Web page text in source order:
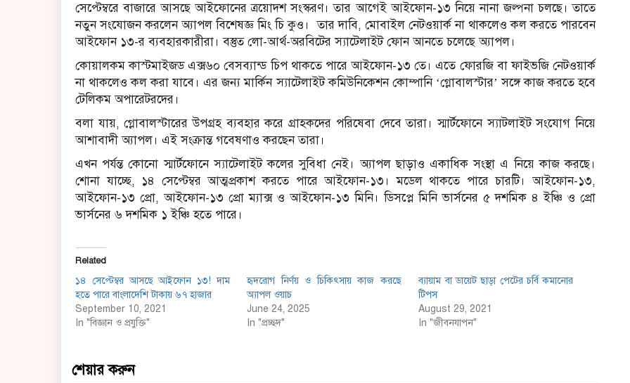
সেপ্টেম্বরে বাজারে আসছে আইফোনের ত্রয়োদশ সংস্করণ। তার আগেই আইফোন-১৩ নিয়ে নানা জল্পনা চলছে। তাতে
নতুন সংযোজন করলেন অ্যাপল বিশেষজ্ঞ মিং চি কুও। তার দাবি, মোবাইল নেটওয়ার্ক না থাকলেও কল করতে পারবেন
আইফোন ১৩-র ব্যবহারকারীরা। বস্তুত লো-আর্থ-অরবিটের স্যাটেলাইট ফোন আনতে চলেছে অ্যাপল।
কোয়ালকম কাস্টমাইজড এক্স৬০ বেসব্যান্ড চিপ থাকতে পারে আইফোন-১৩ তে। এতে ফোরজি বা ফাইভজি নেটওয়ার্ক
না থাকলেও কল করা যাবে। এর জন্য মার্কিন স্যাটেলাইট কমিউনিকেশন কোম্পানি ‘গ্লোবালস্টার’ সঙ্গে কাজ করতে হবে
টেলিকম অপারেটরদের।
বলা যায়, গ্লোবালস্টারের উপগ্রহ ব্যবহার করে গ্রাহকদের পরিষেবা দেবে তারা। স্মার্টফোনে স্যাটলাইট সংযোগ নিয়ে
আশাবাদী অ্যাপল। এই সংক্রান্ত গবেষণাও করছেন তারা।
এখন পর্যন্ত কোনো স্মার্টফোনে স্যাটেলাইট কলের সুবিধা নেই। অ্যাপল ছাড়াও একাধিক সংস্থা এ নিয়ে কাজ করছে।
শোনা যাচ্ছে, ১৪ সেপ্টেম্বর আত্মপ্রকাশ করতে পারে আইফোন-১৩। মডেল থাকতে পারে চারটি। আইফোন-১৩,
আইফোন-১৩ প্রো, আইফোন-১৩ প্রো ম্যাক্স ও আইফোন-১৩ মিনি। ডিসপ্লে মিনি ভার্সনের ৫ দশমিক ৪ ইঞ্চি ও প্রো
ভার্সনের ৬ দশমিক ১ ইঞ্চি হতে পারে।
Related
১৪ সেপ্টেম্বর আসছে আইফোন ১৩! দাম
হতে পারে বাংলাদেশি টাকায় ৬৭ হাজার
September 10, 2021
In "বিজ্ঞান ও প্রযুক্তি"
হৃদরোগ নির্ণয় ও চিকিৎসায় কাজ করছে
অ্যাপল ওয়াচ
June 24, 2025
In "প্রচ্ছদ"
ব্যায়াম বা ডায়েট ছাড়া পেটের চর্বি কমানোর
টিপস
August 29, 2021
In "জীবনযাপন"
শেয়ার করুন